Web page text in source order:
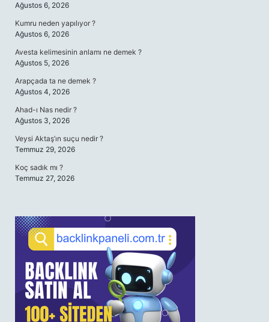
Ağustos 6, 2026
Kumru neden yapılıyor ?
Ağustos 6, 2026
Avesta kelimesinin anlamı ne demek ?
Ağustos 5, 2026
Arapçada ta ne demek ?
Ağustos 4, 2026
Ahad-ı Nas nedir ?
Ağustos 3, 2026
Veysi Aktaş’ın suçu nedir ?
Temmuz 29, 2026
Koç sadık mı ?
Temmuz 27, 2026